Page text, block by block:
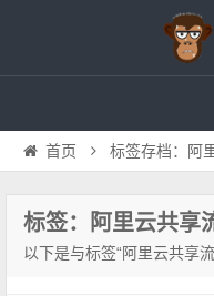
首页 标签存档：阿
标签：阿里云共享
以下是与标签“阿里云共享